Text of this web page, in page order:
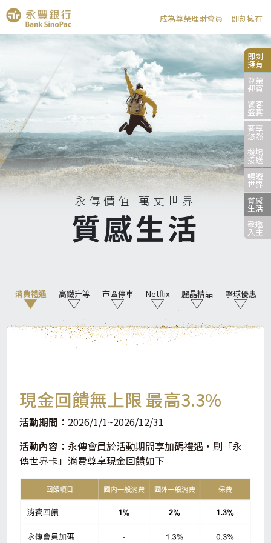
即刻
擁有
尊榮
迎賓
饕客
盛宴
奢享
悠然
機場
接送
暢遊
世界
質感
生活
敬邀
入主
成為尊榮理財會員 即刻擁有
永傳價值 萬丈世界
質感生活
消費禮遇 高鐵升等 市區停車 Netflix 麗晶精品 擊球優惠
現金回饋無上限 最高3.3%
活動期間： 2026/1/1~2026/12/31
活動內容：永傳會員於活動期間享加碼禮遇，刷「永
傳世界卡」消費尊享現金回饋如下